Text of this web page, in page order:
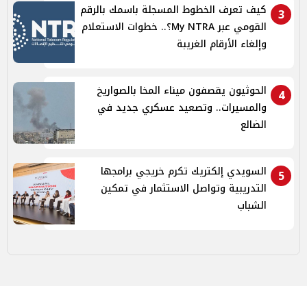
3
كيف تعرف الخطوط المسجلة باسمك بالرقم
القومي عبر My NTRA؟.. خطوات الاستعلام
وإلغاء الأرقام الغريبة
4
الحوثيون يقصفون ميناء المخا بالصواريخ
والمسيرات.. وتصعيد عسكري جديد في
الضالع
5
السويدي إلكتريك تكرم خريجي برامجها
التدريبية وتواصل الاستثمار في تمكين
الشباب